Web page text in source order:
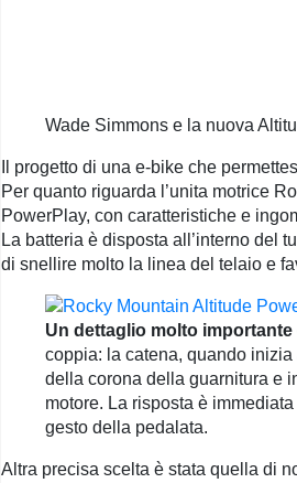
Wade Simmons e la nuova
Il progetto di una e-bike che
Per quanto riguarda l’unita motrice
PowerPlay, con caratteristiche e
La batteria è disposta all’interno del
di snellire molto la linea del telaio e
Un dettaglio molto
coppia: la catena, quando
della corona della guarnitura e
motore. La risposta è
gesto della pedalata.
Altra precisa scelta è stata quella di